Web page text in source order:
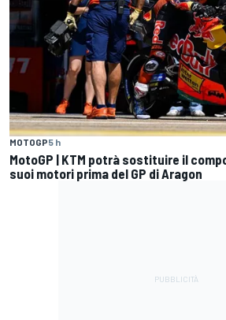
MOTOGP5 h
MotoGP | KTM potrà sostituire il
suoi motori prima del GP di Aragon